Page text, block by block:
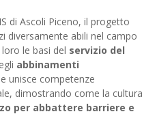
di Ascoli Piceno, il progetto
diversamente abili nel campo
le basi del servizio del
abbinamenti
unisce competenze
dimostrando come la cultura
per abbattere barriere e